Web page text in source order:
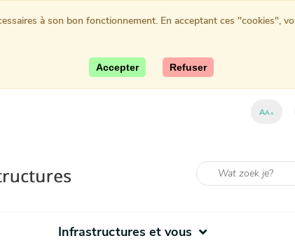
AAA
Infrastructures et vous
à son bon fonctionnement. En acceptant ces "cookies",
Accepter Refuser